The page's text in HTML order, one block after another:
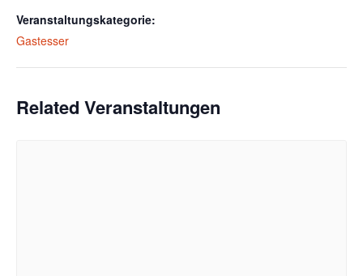
Veranstaltungskategorie:
Gastesser
Related Veranstaltungen